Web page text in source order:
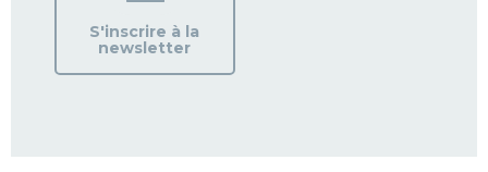
S'inscrire à la
newsletter